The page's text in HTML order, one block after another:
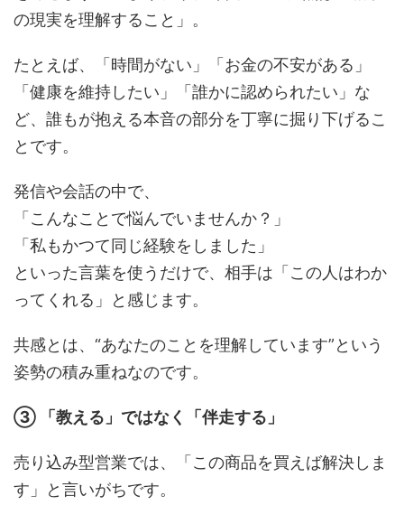
の現実を理解すること」。
たとえば、「時間がない」「お金の不安がある」
「健康を維持したい」「誰かに認められたい」な
ど、誰もが抱える本音の部分を丁寧に掘り下げるこ
とです。
発信や会話の中で、
「こんなことで悩んでいませんか？」
「私もかつて同じ経験をしました」
といった言葉を使うだけで、相手は「この人はわか
ってくれる」と感じます。
共感とは、“あなたのことを理解しています”という
姿勢の積み重ねなのです。
③ 「教える」ではなく「伴走する」
売り込み型営業では、「この商品を買えば解決しま
す」と言いがちです。